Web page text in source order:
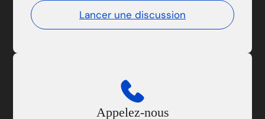
Lancer une discussion
Appelez-nous